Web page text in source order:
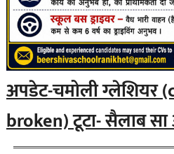
अपडेट-चमोली ग्लेशियर
broken) टूटा- सैलाब